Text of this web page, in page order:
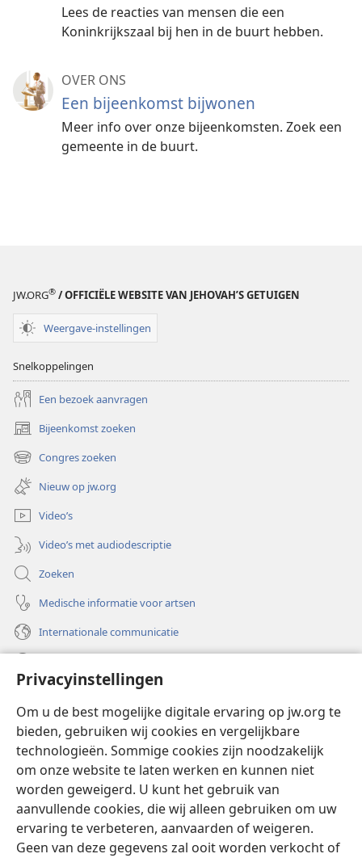
Privacyinstellingen
Om u de best mogelijke digitale ervaring op jw.org te
bieden, gebruiken wij cookies en vergelijkbare
technologieën. Sommige cookies zijn noodzakelijk
om onze website te laten werken en kunnen niet
worden geweigerd. U kunt het gebruik van
aanvullende cookies, die wij alleen gebruiken om uw
ervaring te verbeteren, aanvaarden of weigeren.
Geen van deze gegevens zal ooit worden verkocht of
Lees de reacties van mensen die een
Koninkrijkszaal bij hen in de buurt hebben.
OVER ONS
Een bijeenkomst bijwonen
Meer info over onze bijeenkomsten. Zoek een
gemeente in de buurt.
JW.ORG® / OFFICIËLE WEBSITE VAN JEHOVAH’S GETUIGEN
Weergave-instellingen
Snelkoppelingen
Een bezoek aanvragen
Bijeenkomst zoeken
(opent
nieuw
venster)
Congres zoeken
(opent
nieuw
venster)
Nieuw op jw.org
Video’s
Video’s met audiodescriptie
Zoeken
Medische informatie voor artsen
Internationale communicatie
(opent
nieuw
venster)Watchtower ONLINE LIBRARY™
(opent
nieuw
venster)JW Hub ®
(opent
nieuw
venster)
®